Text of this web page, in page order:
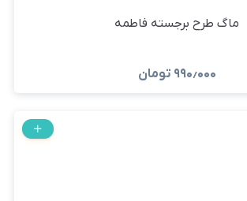
ماگ طرح برجسته فاطمه
۹۹۰٫۰۰۰ تومان